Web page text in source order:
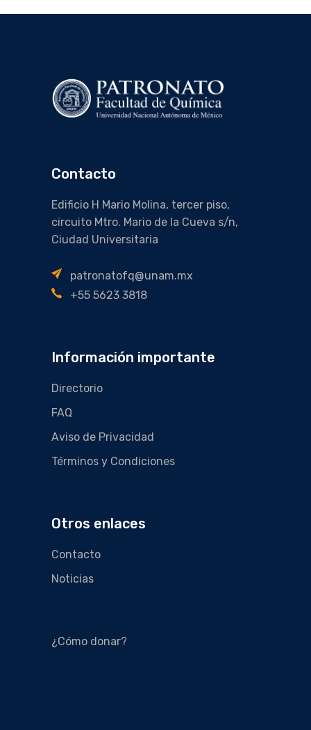
Contacto
Edificio H Mario Molina, tercer piso,
circuito Mtro. Mario de la Cueva s/n,
Ciudad Universitaria
patronatofq@unam.mx
+55 5623 3818
Información importante
Directorio
FAQ
Aviso de Privacidad
Términos y Condiciones
Otros enlaces
Contacto
Noticias
¿Cómo donar?